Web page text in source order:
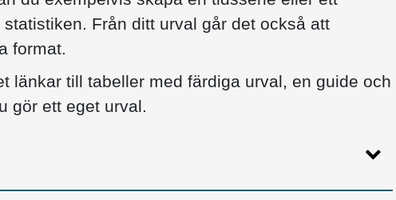
Från ditt urval går det också att
format.
länkar till tabeller med färdiga urval, en guide och
gör ett eget urval.